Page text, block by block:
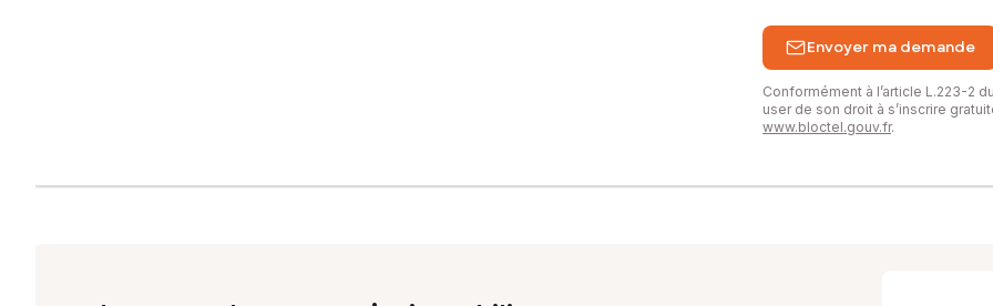
Envoyer ma demande
Conformément à l’article L.223-2
user de son droit à s’inscrire
www.bloctel.gouv.fr.